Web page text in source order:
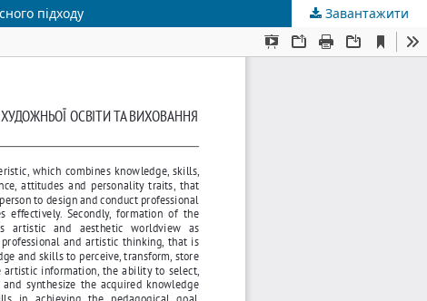
підходу Завантажити